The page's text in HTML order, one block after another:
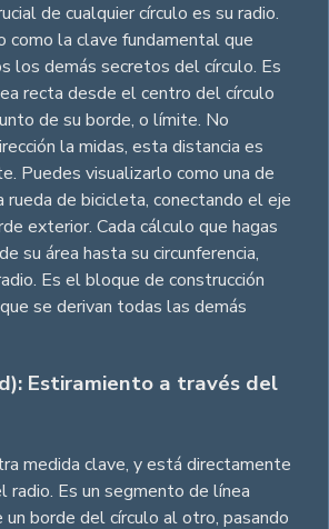
de cualquier círculo es su radio.
como la clave fundamental que
los demás secretos del círculo. Es
recta desde el centro del círculo
de su borde, o límite. No
la midas, esta distancia es
Puedes visualizarlo como una de
rueda de bicicleta, conectando el eje
exterior. Cada cálculo que hagas
su área hasta su circunferencia,
Es el bloque de construcción
se derivan todas las demás
Estiramiento a través del
medida clave, y está directamente
radio. Es un segmento de línea
un borde del círculo al otro, pasando